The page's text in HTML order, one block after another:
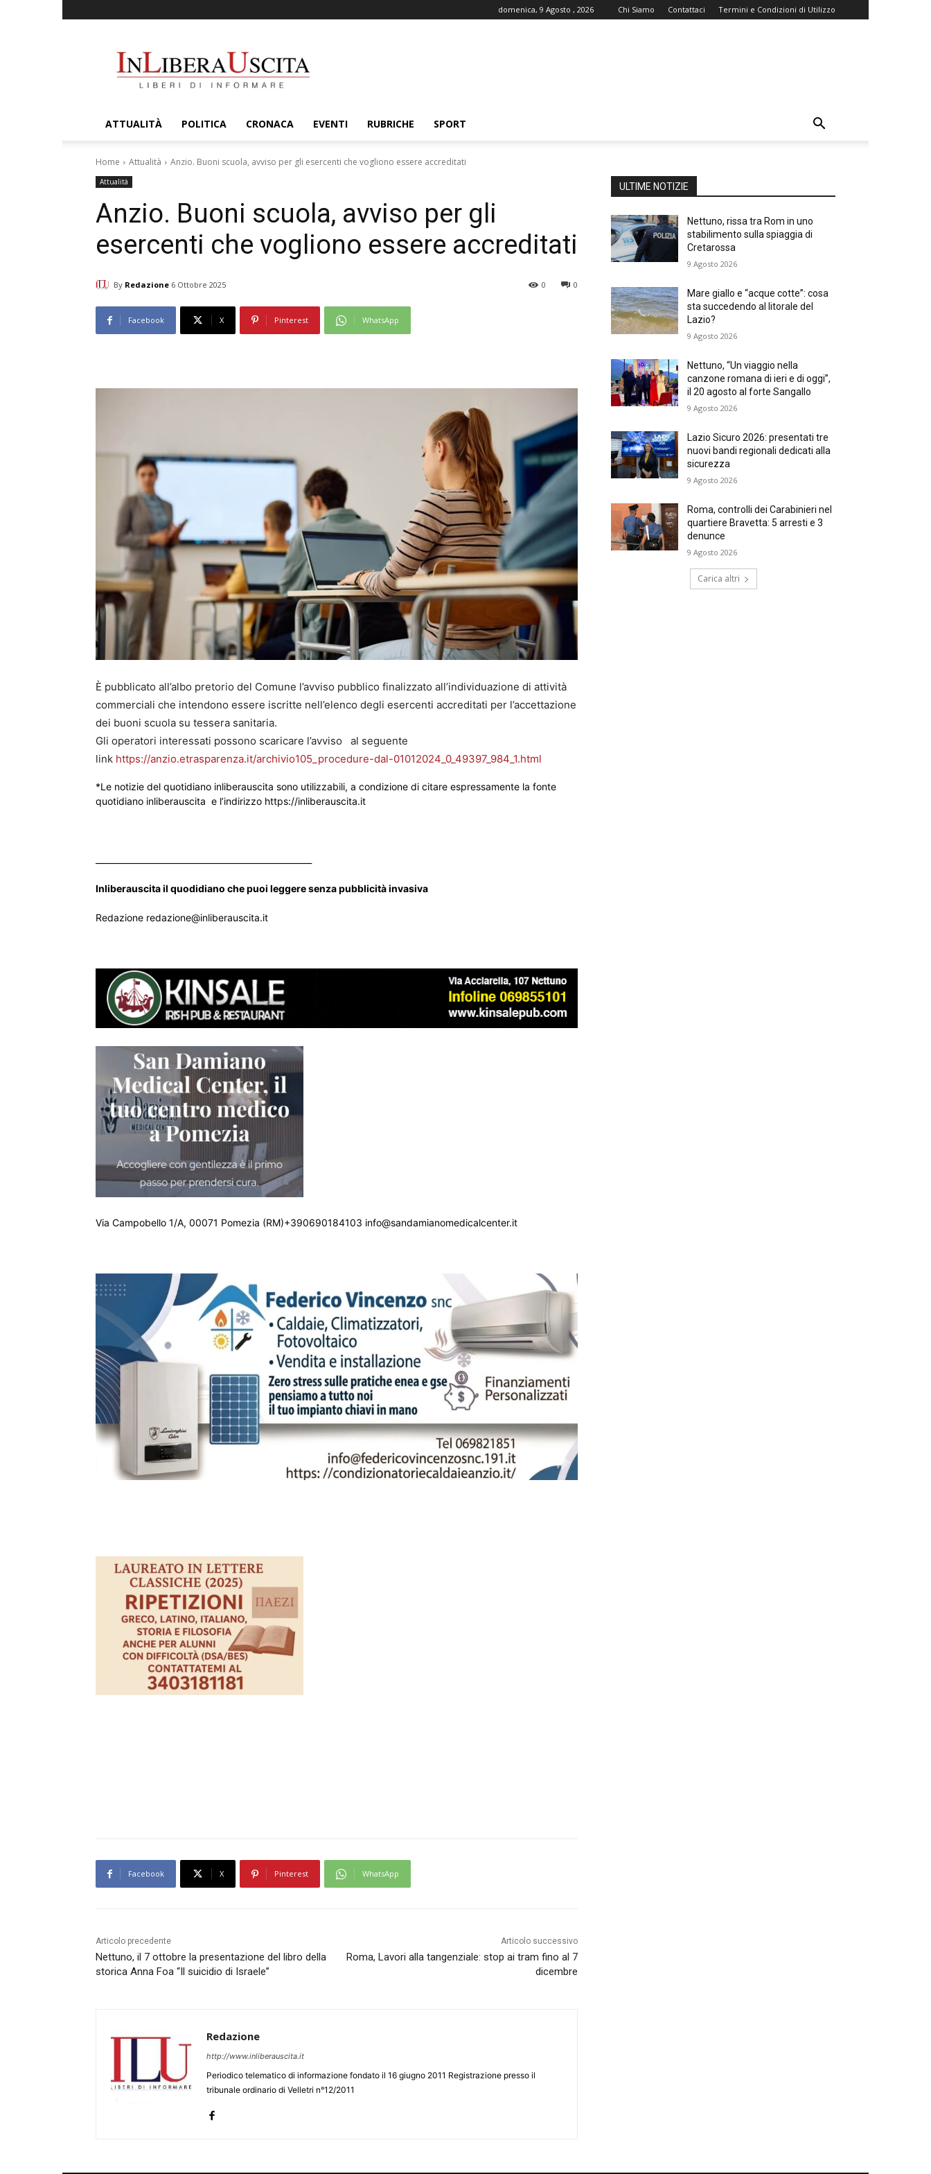
domenica, 9 Agosto , 2026 Chi Siamo Contattaci Termini e Condizioni di Utilizzo
ATTUALITÀ POLITICA CRONACA EVENTI RUBRICHE SPORT
Home Attualità Anzio. Buoni scuola, avviso per gli esercenti che vogliono essere accreditati
Attualità
Anzio. Buoni scuola, avviso per gli
esercenti che vogliono essere accreditati
By Redazione 6 Ottobre 2025 0
0
Facebook X Pinterest WhatsApp
È pubblicato all’albo pretorio del Comune l’avviso pubblico finalizzato all’individuazione di attività
commerciali che intendono essere iscritte nell’elenco degli esercenti accreditati per l’accettazione
dei buoni scuola su tessera sanitaria.
Gli operatori interessati possono scaricare l’avviso al seguente
link https://anzio.etrasparenza.it/archivio105_procedure-dal-01012024_0_49397_984_1.html
*Le notizie del quotidiano inliberauscita sono utilizzabili, a condizione di citare espressamente la fonte
quotidiano inliberauscita e l’indirizzo https://inliberauscita.it
Inliberauscita il quodidiano che puoi leggere senza pubblicità invasiva
Redazione redazione@inliberauscita.it
Via Campobello 1/A, 00071 Pomezia (RM)+390690184103 info@sandamianomedicalcenter.it
Facebook X Pinterest WhatsApp
Articolo precedente
Nettuno, il 7 ottobre la presentazione del libro della
storica Anna Foa “Il suicidio di Israele”
Articolo successivo
Roma, Lavori alla tangenziale: stop ai tram fino al 7
dicembre
Redazione
http://www.inliberauscita.it
Periodico telematico di informazione fondato il 16 giugno 2011 Registrazione presso il
tribunale ordinario di Velletri n°12/2011
ULTIME NOTIZIE
Nettuno, rissa tra Rom in uno
stabilimento sulla spiaggia di
Cretarossa
9 Agosto 2026
Mare giallo e “acque cotte”: cosa
sta succedendo al litorale del
Lazio?
9 Agosto 2026
Nettuno, “Un viaggio nella
canzone romana di ieri e di oggi”,
il 20 agosto al forte Sangallo
9 Agosto 2026
Lazio Sicuro 2026: presentati tre
nuovi bandi regionali dedicati alla
sicurezza
9 Agosto 2026
Roma, controlli dei Carabinieri nel
quartiere Bravetta: 5 arresti e 3
denunce
9 Agosto 2026
Carica altri